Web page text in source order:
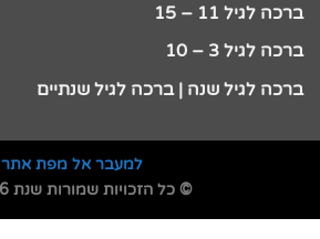
ברכה לגיל 11 – 15
ברכה לגיל 3 – 10
ברכה לגיל שנה | ברכה לגיל שנתיים
למעבר אל מפת אתר
© כל הזכויות שמורות שנת 2026 ©